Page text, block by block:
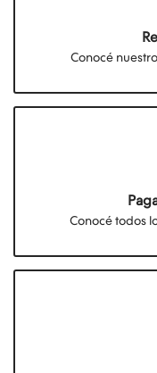
Conocé
Conocé todos